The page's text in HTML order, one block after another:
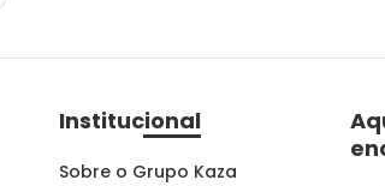
Institucional
Sobre o Grupo Kaza